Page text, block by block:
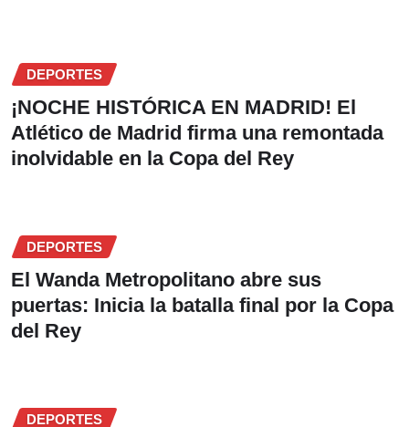
DEPORTES
¡NOCHE HISTÓRICA EN MADRID! El
Atlético de Madrid firma una remontada
inolvidable en la Copa del Rey
DEPORTES
El Wanda Metropolitano abre sus
puertas: Inicia la batalla final por la Copa
del Rey
DEPORTES